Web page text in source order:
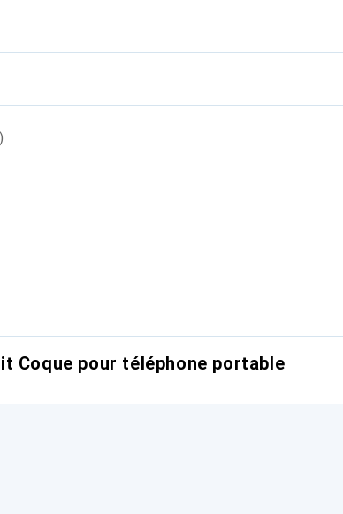
Coque pour téléphone portable